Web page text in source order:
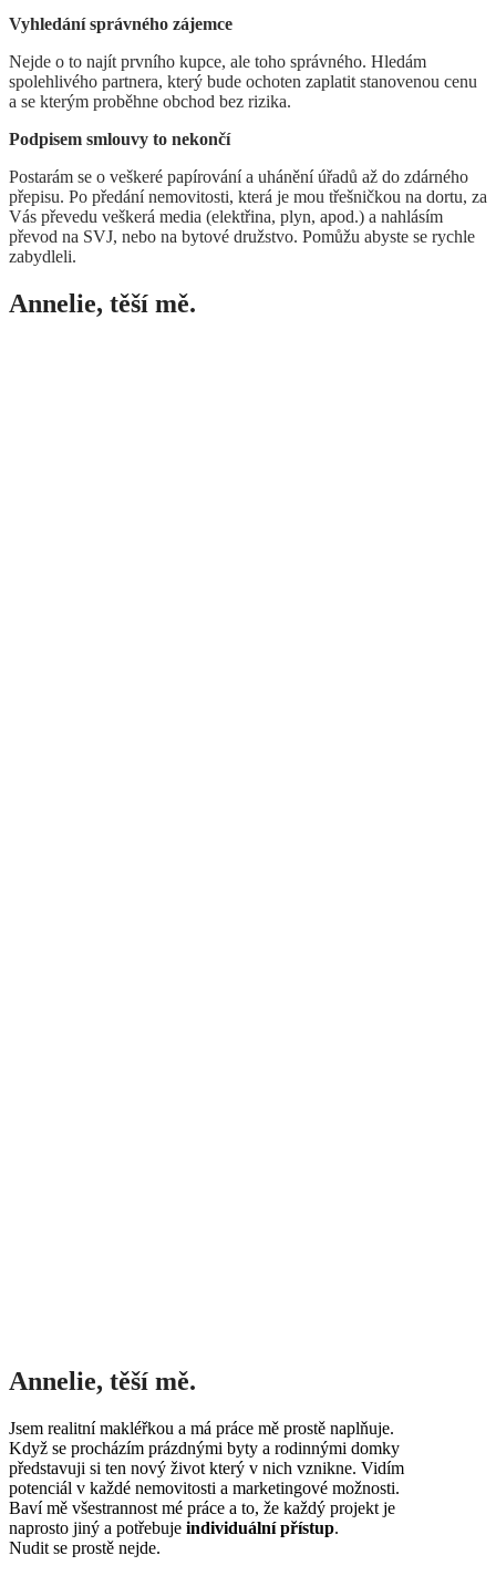
Vyhledání správného zájemce
Nejde o to najít prvního kupce, ale toho správného. Hledám
spolehlivého partnera, který bude ochoten zaplatit stanovenou cenu
a se kterým proběhne obchod bez rizika.
Podpisem smlouvy to nekončí
Postarám se o veškeré papírování a uhánění úřadů až do zdárného
přepisu. Po předání nemovitosti, která je mou třešničkou na dortu, za
Vás převedu veškerá media (elektřina, plyn, apod.) a nahlásím
převod na SVJ, nebo na bytové družstvo. Pomůžu abyste se rychle
zabydleli.
Annelie, těší mě.
Annelie, těší mě.
Jsem realitní makléřkou a má práce mě prostě naplňuje.
Když se procházím prázdnými byty a rodinnými domky
představuji si ten nový život který v nich vznikne. Vidím
potenciál v každé nemovitosti a marketingové možnosti.
Baví mě všestrannost mé práce a to, že každý projekt je
naprosto jiný a potřebuje individuální přístup.
Nudit se prostě nejde.